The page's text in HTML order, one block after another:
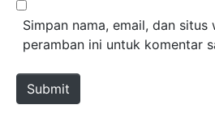
Simpan nama, email, dan situs
peramban ini untuk komentar
Submit